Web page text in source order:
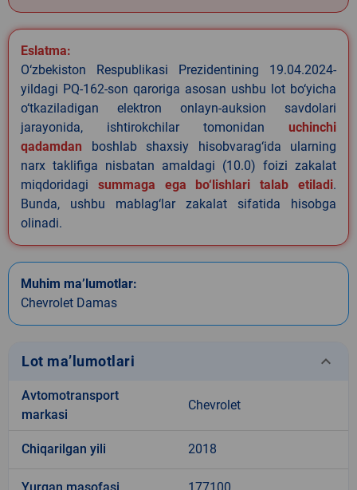
Eslatma:
O‘zbekiston Respublikasi Prezidentining 19.04.2024-
yildagi PQ-162-son qaroriga asosan ushbu lot bo‘yicha
o‘tkaziladigan elektron onlayn-auksion savdolari
jarayonida, ishtirokchilar tomonidan uchinchi
qadamdan boshlab shaxsiy hisobvarag‘ida ularning
narx taklifiga nisbatan amaldagi (10.0) foizi zakalat
miqdoridagi summaga ega bo‘lishlari talab etiladi.
Bunda, ushbu mablag‘lar zakalat sifatida hisobga
olinadi.
Muhim ma’lumotlar:
Chevrolet Damas
Lot ma’lumotlari keyboard_arrow_down
Avtomotransport
markasi
Chevrolet
Chiqarilgan yili 2018